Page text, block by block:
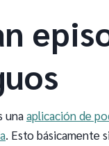
unaaplicación de
. Esto básicamente